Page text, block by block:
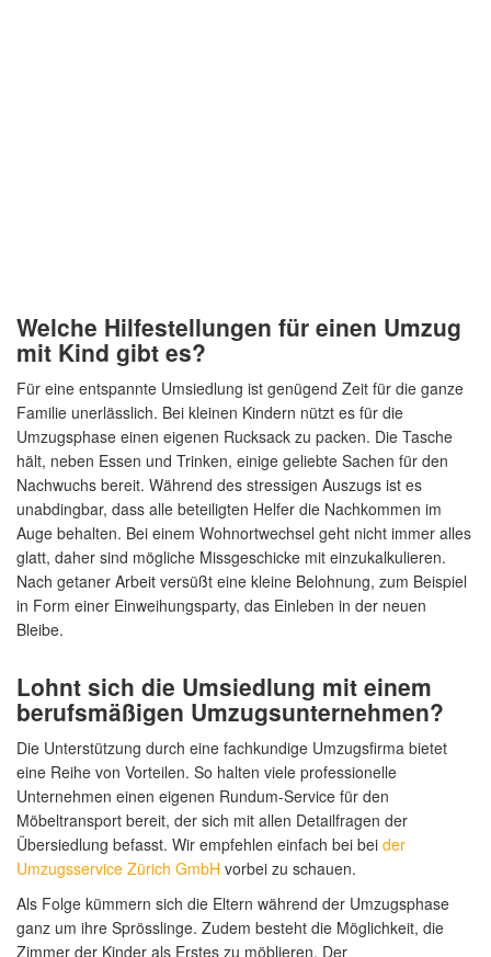
Welche Hilfestellungen für einen Umzug
mit Kind gibt es?
Für eine entspannte Umsiedlung ist genügend Zeit für die ganze
Familie unerlässlich. Bei kleinen Kindern nützt es für die
Umzugsphase einen eigenen Rucksack zu packen. Die Tasche
hält, neben Essen und Trinken, einige geliebte Sachen für den
Nachwuchs bereit. Während des stressigen Auszugs ist es
unabdingbar, dass alle beteiligten Helfer die Nachkommen im
Auge behalten. Bei einem Wohnortwechsel geht nicht immer alles
glatt, daher sind mögliche Missgeschicke mit einzukalkulieren.
Nach getaner Arbeit versüßt eine kleine Belohnung, zum Beispiel
in Form einer Einweihungsparty, das Einleben in der neuen
Bleibe.
Lohnt sich die Umsiedlung mit einem
berufsmäßigen Umzugsunternehmen?
Die Unterstützung durch eine fachkundige Umzugsfirma bietet
eine Reihe von Vorteilen. So halten viele professionelle
Unternehmen einen eigenen Rundum-Service für den
Möbeltransport bereit, der sich mit allen Detailfragen der
Übersiedlung befasst. Wir empfehlen einfach bei bei der
Umzugsservice Zürich GmbH vorbei zu schauen.
Als Folge kümmern sich die Eltern während der Umzugsphase
ganz um ihre Sprösslinge. Zudem besteht die Möglichkeit, die
Zimmer der Kinder als Erstes zu möblieren. Der